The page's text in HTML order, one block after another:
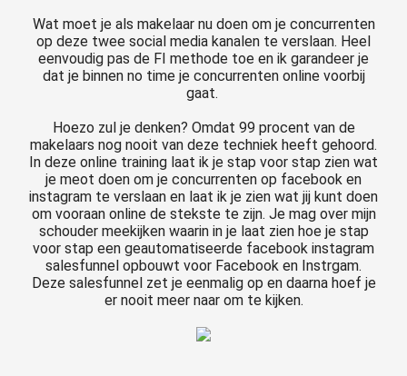
Wat moet je als makelaar nu doen om je concurrenten
op deze twee social media kanalen te verslaan. Heel
eenvoudig pas de FI methode toe en ik garandeer je
dat je binnen no time je concurrenten online voorbij
gaat.
Hoezo zul je denken? Omdat 99 procent van de
makelaars nog nooit van deze techniek heeft gehoord.
In deze online training laat ik je stap voor stap zien wat
je meot doen om je concurrenten op facebook en
instagram te verslaan en laat ik je zien wat jij kunt doen
om vooraan online de stekste te zijn. Je mag over mijn
schouder meekijken waarin in je laat zien hoe je stap
voor stap een geautomatiseerde facebook instagram
salesfunnel opbouwt voor Facebook en Instrgam.
Deze salesfunnel zet je eenmalig op en daarna hoef je
er nooit meer naar om te kijken.